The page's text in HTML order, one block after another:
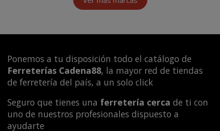
Ponemos a tu disposición todo el catálogo de
Ferreterías Cadena88, la mayor red de tiendas
de ferretería del país, a un solo click
Seguro que tienes una ferretería cerca de ti con
uno de nuestros profesionales dispuesto a
ayudarte